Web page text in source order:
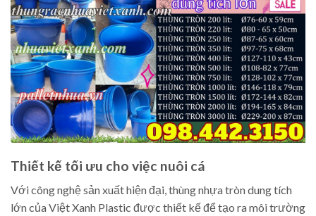
Thiết kế tối ưu cho việc nuôi cá
Với công nghệ sản xuất hiện đại, thùng nhựa tròn dung tích
lớn của Việt Xanh Plastic được thiết kế để tạo ra môi trường